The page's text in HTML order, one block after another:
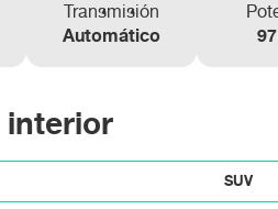
Transmisión
Automático
interior
SUV